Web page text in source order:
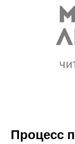
Процесс